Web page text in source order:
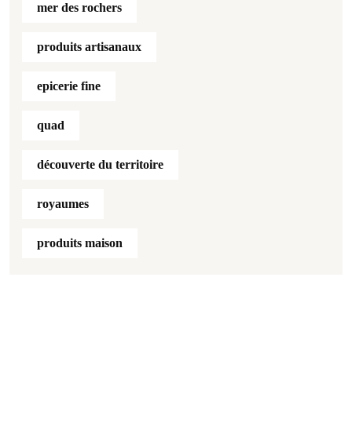
mer des rochers
produits artisanaux
epicerie fine
quad
découverte du territoire
royaumes
produits maison